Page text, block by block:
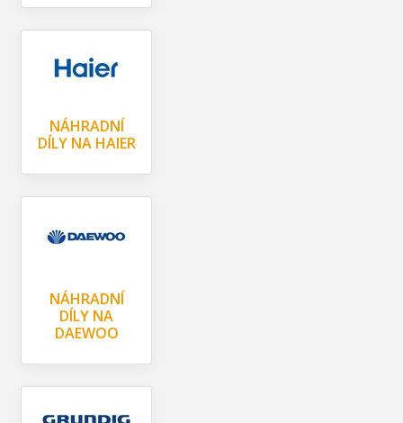
NÁHRADNÍ
DÍLY NA HAIER
NÁHRADNÍ
DÍLY NA
DAEWOO